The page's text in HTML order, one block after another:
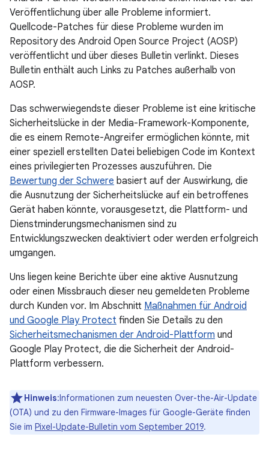
Veröffentlichung über alle Probleme informiert.
Quellcode-Patches für diese Probleme wurden im
Repository des Android Open Source Project (AOSP)
veröffentlicht und über dieses Bulletin verlinkt. Dieses
Bulletin enthält auch Links zu Patches außerhalb von
AOSP.
Das schwerwiegendste dieser Probleme ist eine kritische
Sicherheitslücke in der Media-Framework-Komponente,
die es einem Remote-Angreifer ermöglichen könnte, mit
einer speziell erstellten Datei beliebigen Code im Kontext
eines privilegierten Prozesses auszuführen. Die
Bewertung der Schwere basiert auf der Auswirkung, die
die Ausnutzung der Sicherheitslücke auf ein betroffenes
Gerät haben könnte, vorausgesetzt, die Plattform- und
Dienstminderungsmechanismen sind zu
Entwicklungszwecken deaktiviert oder werden erfolgreich
umgangen.
Uns liegen keine Berichte über eine aktive Ausnutzung
oder einen Missbrauch dieser neu gemeldeten Probleme
durch Kunden vor. Im Abschnitt Maßnahmen für Android
und Google Play Protect finden Sie Details zu den
Sicherheitsmechanismen der Android-Plattform und
Google Play Protect, die die Sicherheit der Android-
Plattform verbessern.
Hinweis:Informationen zum neuesten Over-the-Air-Update
(OTA) und zu den Firmware-Images für Google-Geräte finden
Sie im Pixel-Update-Bulletin vom September 2019.